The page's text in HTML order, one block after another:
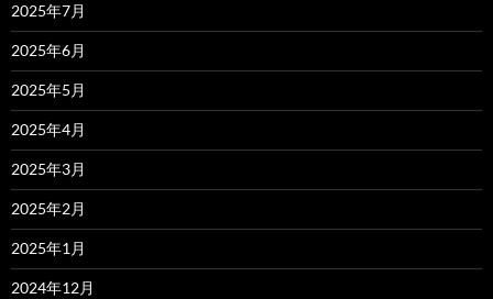
2025年7月
2025年6月
2025年5月
2025年4月
2025年3月
2025年2月
2025年1月
2024年12月